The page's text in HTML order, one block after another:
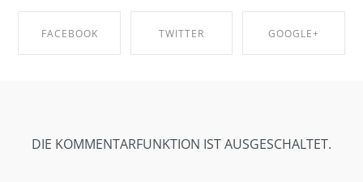
FACEBOOK TWITTER GOOGLE+
DIE KOMMENTARFUNKTION IST AUSGESCHALTET.